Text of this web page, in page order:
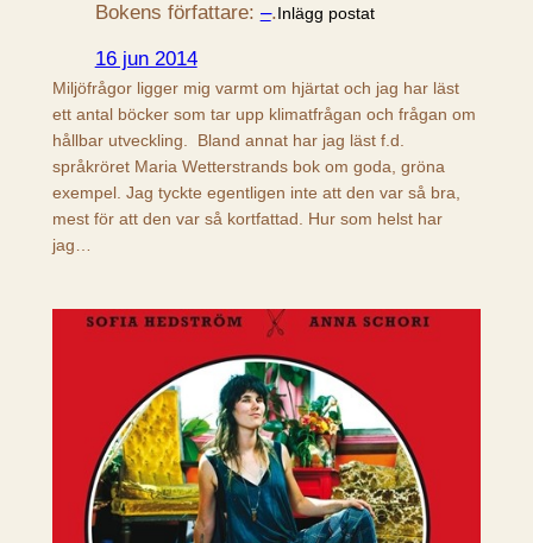
Bokens författare: –.Inlägg postat
16 jun 2014
Miljöfrågor ligger mig varmt om hjärtat och jag har läst
ett antal böcker som tar upp klimatfrågan och frågan om
hållbar utveckling. Bland annat har jag läst f.d.
språkröret Maria Wetterstrands bok om goda, gröna
exempel. Jag tyckte egentligen inte att den var så bra,
mest för att den var så kortfattad. Hur som helst har
jag…